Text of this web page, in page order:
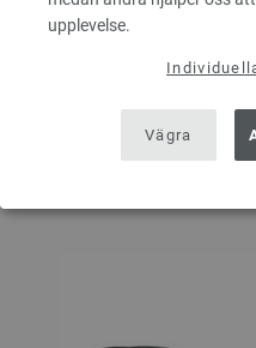
upplevelse.
Vägra
I